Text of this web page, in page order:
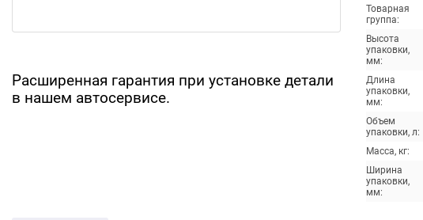
Расширенная гарантия при установке детали
в нашем автосервисе.
Товарная
группа:
Высота
упаковки,
мм:
Длина
упаковки,
мм:
Объем
упаковки, л:
Масса, кг:
Ширина
упаковки,
мм: